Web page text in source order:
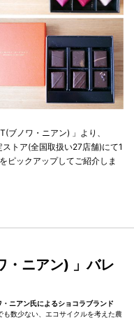
ブノワ・ニアン) 」より、
トア(全国取扱い27店舗)にて1
ピックアップしてご紹介しま
・ニアン) 」バレ
・ニアン氏によるショコラブランド
も数少ない、エコサイクルを考えた農